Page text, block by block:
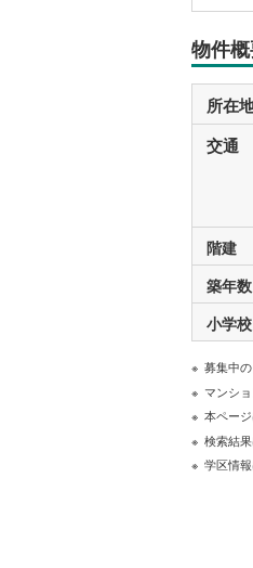
物件
所在
交通
階建
築年数
小学
募集中
マンシ
本ペー
検索結
学区情